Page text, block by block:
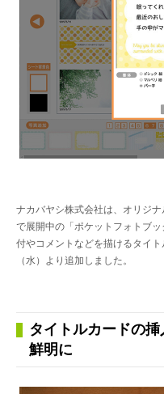
ナカバヤシ株式会社は、オリジナ
で展開中の「ポケットフォトブ
付やコメントなどを描けるタイ
（水）より追加しました。
タイトルカードの
鮮明に